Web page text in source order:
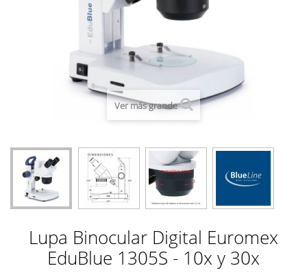
Ver más grande
Lupa Binocular Digital Euromex
EduBlue 1305S - 10x y 30x